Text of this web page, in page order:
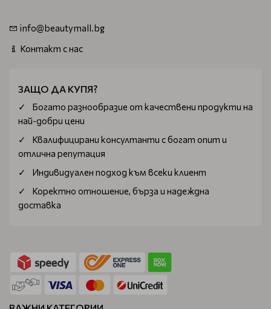
info@beautymall.bg
Контакт с нас
ЗАЩО ДА КУПЯ?
Богатo разнообразие от качествени продукти на
най-добри цени
Квалифицирани консултанти с богат опит и
отлична репутация
Индивидуален подход към всеки клиент
Коректно отношение, бърза и надеждна
доставка